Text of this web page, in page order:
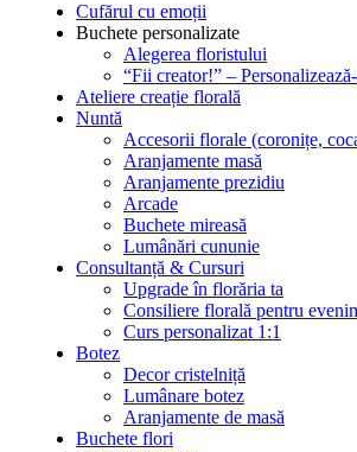
Cufărul cu emoții
Buchete personalizate
Alegerea floristului
“Fii creator!” –
Ateliere creație florală
Nuntă
Accesorii florale (coronițe,
Aranjamente masă
Aranjamente prezidiu
Arcade
Buchete mireasă
Lumânări cununie
Consultanță & Cursuri
Upgrade în florăria ta
Consiliere florală pentru
Curs personalizat 1:1
Botez
Decor cristelniță
Lumânare botez
Aranjamente de masă
Buchete flori